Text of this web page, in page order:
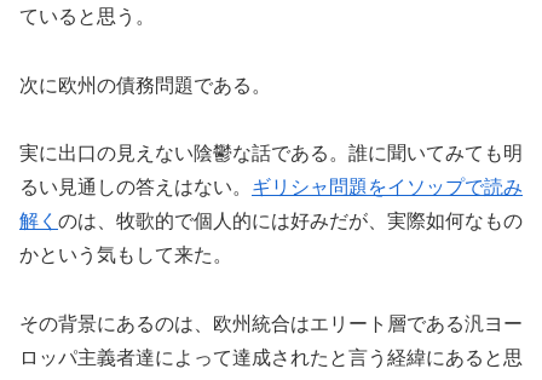
ていると思う。
次に欧州の債務問題である。
実に出口の見えない陰鬱な話である。誰に聞いてみても明
るい見通しの答えはない。 ギリシャ問題をイソップで読み
解く のは、牧歌的で個人的には好みだが、実際如何なもの
かという気もして来た。
その背景にあるのは、欧州統合はエリート層である汎ヨー
ロッパ主義者達によって達成されたと言う経緯にあると思